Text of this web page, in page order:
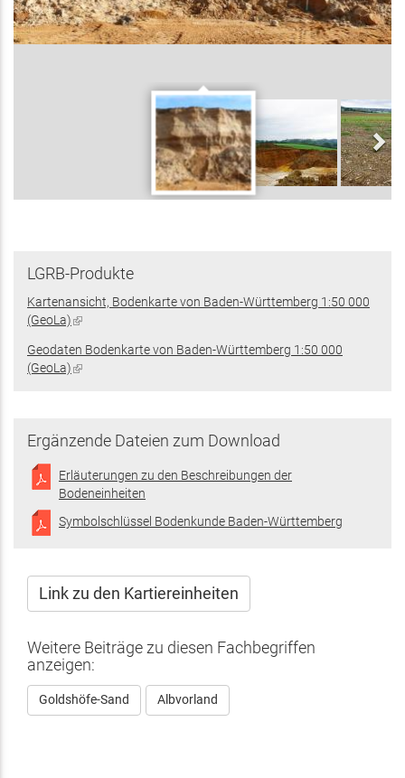
LGRB-Produkte
Kartenansicht, Bodenkarte von Baden-Württemberg 1:50 000
(GeoLa)(Link
extern)
Geodaten Bodenkarte von Baden-Württemberg 1:50 000
(GeoLa)(Link
Ergänzende Dateien zum Download
Erläuterungen zu den Beschreibungen der
Bodeneinheiten
Symbolschlüssel Bodenkunde Baden-Württemberg
Link zu den Kartiereinheiten
Weitere Beiträge zu diesen Fachbegriffen
anzeigen:
Goldshöfe-Sand Albvorland